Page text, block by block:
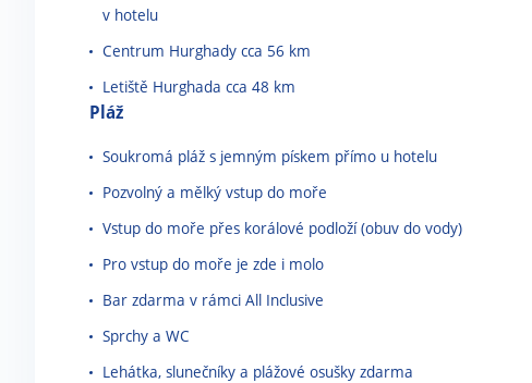
v hotelu
Centrum Hurghady cca 56 km
Letiště Hurghada cca 48 km
Pláž
Soukromá pláž s jemným pískem přímo u hotelu
Pozvolný a mělký vstup do moře
Vstup do moře přes korálové podloží (obuv do vody)
Pro vstup do moře je zde i molo
Bar zdarma v rámci All Inclusive
Sprchy a WC
Lehátka, slunečníky a plážové osušky zdarma